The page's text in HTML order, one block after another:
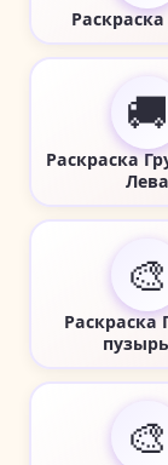
🚚
Раскраска
Лева
🎨
Раскраска
🎨